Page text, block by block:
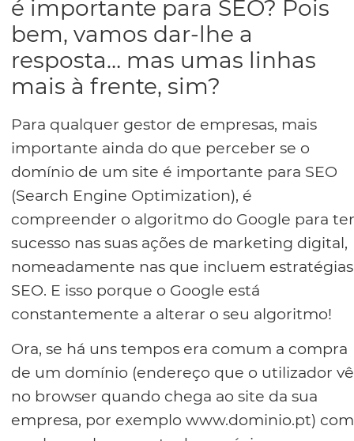
é importante para SEO? Pois
bem, vamos dar-lhe a
resposta… mas umas linhas
mais à frente, sim?
Para qualquer gestor de empresas, mais
importante ainda do que perceber se o
domínio de um site é importante para SEO
(Search Engine Optimization), é
compreender o algoritmo do Google para ter
sucesso nas suas ações de marketing digital,
nomeadamente nas que incluem estratégias
SEO. E isso porque o Google está
constantemente a alterar o seu algoritmo!
Ora, se há uns tempos era comum a compra
de um domínio (endereço que o utilizador vê
no browser quando chega ao site da sua
empresa, por exemplo www.dominio.pt) com